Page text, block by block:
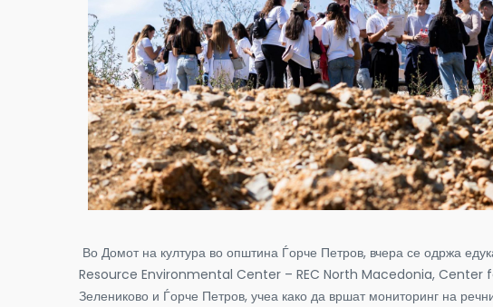
Во Домот на култура во општина Ѓорче Петров, вчера се одржа
Resource Environmental Center – REC North Macedonia, Center
Зелениково и Ѓорче Петров, учеа како да вршат мониторинг на